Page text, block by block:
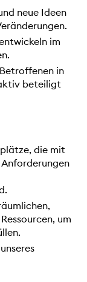
neue Ideen
im
in
beteiligt
die mit
um